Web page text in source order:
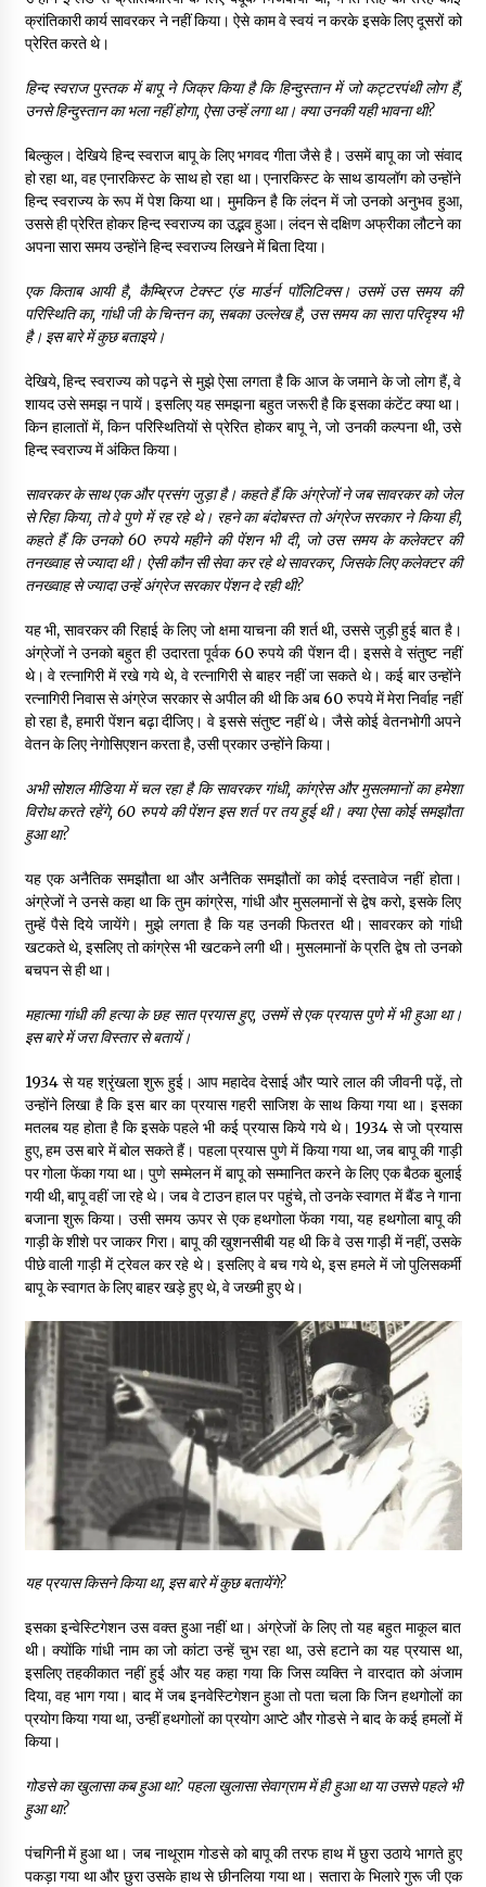
क्रांतिकारी कार्य सावरकर ने नहीं किया। ऐसे काम वे स्वयं न करके इसके लिए दूसरों को
प्रेरित करते थे।
हिन्द स्वराज पुस्तक में बापू ने जिक्र किया है कि हिन्दुस्तान में जो कट्टरपंथी लोग हैं,
उनसे हिन्दुस्तान का भला नहीं होगा, ऐसा उन्हें लगा था। क्या उनकी यही भावना थी?
बिल्कुल। देखिये हिन्द स्वराज बापू के लिए भगवद गीता जैसे है। उसमें बापू का जो संवाद
हो रहा था, वह एनारकिस्ट के साथ हो रहा था। एनारकिस्ट के साथ डायलॉग को उन्होंने
हिन्द स्वराज्य के रूप में पेश किया था। मुमकिन है कि लंदन में जो उनको अनुभव हुआ,
उससे ही प्रेरित होकर हिन्द स्वराज्य का उद्भव हुआ। लंदन से दक्षिण अफ्रीका लौटने का
अपना सारा समय उन्होंने हिन्द स्वराज्य लिखने में बिता दिया।
एक किताब आयी है, कैम्ब्रिज टेक्स्ट एंड मार्डर्न पॉलिटिक्स। उसमें उस समय की
परिस्थिति का, गांधी जी के चिन्तन का, सबका उल्लेख है, उस समय का सारा परिदृश्य भी
है। इस बारे में कुछ बताइये।
देखिये, हिन्द स्वराज्य को पढ़ने से मुझे ऐसा लगता है कि आज के जमाने के जो लोग हैं, वे
शायद उसे समझ न पायें। इसलिए यह समझना बहुत जरूरी है कि इसका कंटेंट क्या था।
किन हालातों में, किन परिस्थितियों से प्रेरित होकर बापू ने, जो उनकी कल्पना थी, उसे
हिन्द स्वराज्य में अंकित किया।
सावरकर के साथ एक और प्रसंग जुड़ा है। कहते हैं कि अंग्रेजों ने जब सावरकर को जेल
से रिहा किया, तो वे पुणे में रह रहे थे। रहने का बंदोबस्त तो अंग्रेज सरकार ने किया ही,
कहते हैं कि उनको60 रुपये महीने की पेंशन भी दी, जो उस समय के कलेक्टर की
तनख्वाह से ज्यादा थी। ऐसी कौन सी सेवा कर रहे थे सावरकर, जिसके लिए कलेक्टर की
तनख्वाह से ज्यादा उन्हें अंग्रेज सरकार पेंशन दे रही थी?
यह भी, सावरकर की रिहाई के लिए जो क्षमा याचना की शर्त थी, उससे जुड़ी हुई बात है।
अंग्रेजों ने उनको बहुत ही उदारता पूर्वक 60 रुपये की पेंशन दी। इससे वे संतुष्ट नहीं
थे। वे रत्नागिरी में रखे गये थे, वे रत्नागिरी से बाहर नहीं जा सकते थे। कई बार उन्होंने
रत्नागिरी निवास से अंग्रेज सरकार से अपील की थी कि अब 60 रुपये में मेरा निर्वाह नहीं
हो रहा है, हमारी पेंशन बढ़ा दीजिए। वे इससे संतुष्ट नहीं थे। जैसे कोई वेतनभोगी अपने
वेतन के लिए नेगोसिएशन करता है, उसी प्रकार उन्होंने किया।
अभी सोशल मीडिया में चल रहा है कि सावरकर गांधी, कांग्रेस और मुसलमानों का हमेशा
विरोध करते रहेंगे, 60 रुपये की पेंशन इस शर्त पर तय हुई थी। क्या ऐसा कोई समझौता
हुआ था?
यह एक अनैतिक समझौता था और अनैतिक समझौतों का कोई दस्तावेज नहीं होता।
अंग्रेजों ने उनसे कहा था कि तुम कांग्रेस, गांधी और मुसलमानों से द्वेष करो, इसके लिए
तुम्हें पैसे दिये जायेंगे। मुझे लगता है कि यह उनकी फितरत थी। सावरकर को गांधी
खटकते थे, इसलिए तो कांग्रेस भी खटकने लगी थी। मुसलमानों के प्रति द्वेष तो उनको
बचपन से ही था।
महात्मा गांधी की हत्या के छह सात प्रयास हुए, उसमें से एक प्रयास पुणे में भी हुआ था।
इस बारे में जरा विस्तार से बतायें।
1934 से यह श्रृंखला शुरू हुई। आप महादेव देसाई और प्यारे लाल की जीवनी पढ़ें, तो
उन्होंने लिखा है कि इस बार का प्रयास गहरी साजिश के साथ किया गया था। इसका
मतलब यह होता है कि इसके पहले भी कई प्रयास किये गये थे। 1934 से जो प्रयास
हुए, हम उस बारे में बोल सकते हैं। पहला प्रयास पुणे में किया गया था, जब बापू की गाड़ी
पर गोला फेंका गया था। पुणे सम्मेलन में बापू को सम्मानित करने के लिए एक बैठक बुलाई
गयी थी, बापू वहीं जा रहे थे। जब वे टाउन हाल पर पहुंचे, तो उनके स्वागत में बैंड ने गाना
बजाना शुरू किया। उसी समय ऊपर से एक हथगोला फेंका गया, यह हथगोला बापू की
गाड़ी के शीशे पर जाकर गिरा। बापू की खुशनसीबी यह थी कि वे उस गाड़ी में नहीं, उसके
पीछे वाली गाड़ी में ट्रेवल कर रहे थे। इसलिए वे बच गये थे, इस हमले में जो पुलिसकर्मी
बापू के स्वागत के लिए बाहर खड़े हुए थे, वे जख्मी हुए थे।
यह प्रयास किसने किया था, इस बारे में कुछ बतायेंगे?
इसका इन्वेस्टिगेशन उस वक्त हुआ नहीं था। अंग्रेजों के लिए तो यह बहुत माकूल बात
थी। क्योंकि गांधी नाम का जो कांटा उन्हें चुभ रहा था, उसे हटाने का यह प्रयास था,
इसलिए तहकीकात नहीं हुई और यह कहा गया कि जिस व्यक्ति ने वारदात को अंजाम
दिया, वह भाग गया। बाद में जब इनवेस्टिगेशन हुआ तो पता चला कि जिन हथगोलों का
प्रयोग किया गया था, उन्हीं हथगोलों का प्रयोग आप्टे और गोडसे ने बाद के कई हमलों में
किया।
गोडसे का खुलासा कब हुआ था? पहला खुलासा सेवाग्राम में ही हुआ था या उससे पहले भी
हुआ था?
पंचगिनी में हुआ था। जब नाथूराम गोडसे को बापू की तरफ हाथ में छुरा उठाये भागते हुए
पकड़ा गया था और छुरा उसके हाथ से छीनलिया गया था। सतारा के भिलारे गुरू जी एक